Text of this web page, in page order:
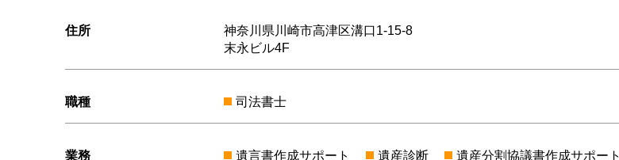
住所
神奈川県川崎市高津区溝口1-15-8
末永ビル4F
職種 司法書士
業務 遺言書作成サポート 遺産診断 遺産分割協議書作成サポート